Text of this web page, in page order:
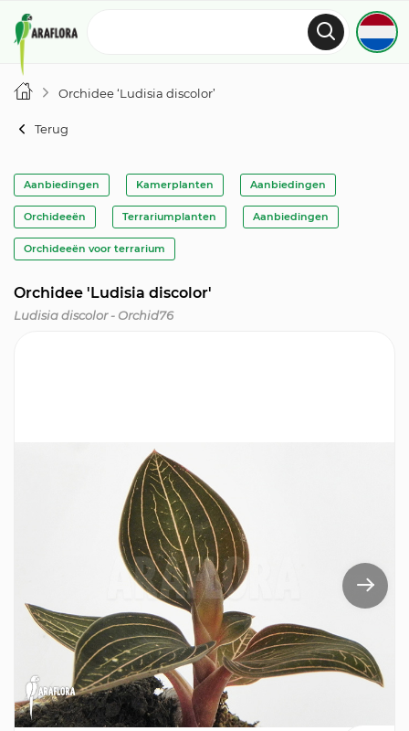
Orchidee ‘Ludisia discolor’
Terug
Aanbiedingen Kamerplanten Aanbiedingen
Orchideeën Terrariumplanten Aanbiedingen
Orchideeën voor terrarium
Orchidee 'Ludisia discolor'
Ludisia discolor - Orchid76